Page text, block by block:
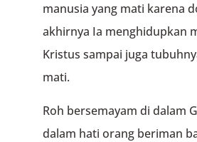
manusia yang mati karena
akhirnya Ia menghidupkan
Kristus sampai juga
mati.
Roh bersemayam di dalam
dalam hati orang beriman